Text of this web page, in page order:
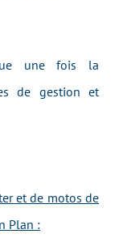
une fois la
de gestion et
et de motos de
Plan :